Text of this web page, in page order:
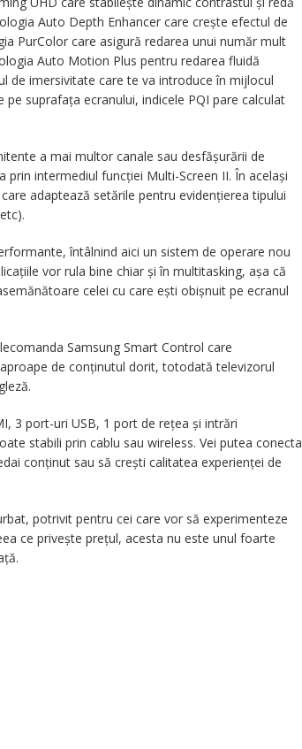
Auto Depth Enhancer care crește efectul de
PurColor care asigură redarea unui număr mult
Auto Motion Plus pentru redarea fluidă
de imersivitate care te va introduce în mijlocul
suprafața ecranului, indicele PQI pare calculat
a mai multor canale sau desfășurării de
intermediul funcției Multi-Screen II. În același
adaptează setările pentru evidențierea tipului
întâlnind aici un sistem de operare nou
vor rula bine chiar și în multitasking, așa că
celei cu care ești obișnuit pe ecranul
Samsung Smart Control care
de conținutul dorit, totodată televizorul
3 port-uri USB, 1 port de rețea și intrări
stabili prin cablu sau wireless. Vei putea conecta
conținut sau să crești calitatea experienței de
potrivit pentru cei care vor să experimenteze
ce privește prețul, acesta nu este unul foarte